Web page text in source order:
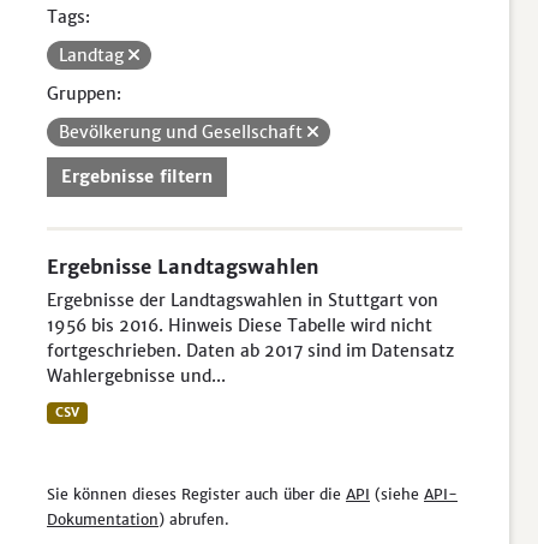
Tags:
Landtag
Gruppen:
Bevölkerung und Gesellschaft
Ergebnisse filtern
Ergebnisse Landtagswahlen
Ergebnisse der Landtagswahlen in Stuttgart von
1956 bis 2016. Hinweis Diese Tabelle wird nicht
fortgeschrieben. Daten ab 2017 sind im Datensatz
Wahlergebnisse und...
CSV
Sie können dieses Register auch über die API (siehe API-
Dokumentation) abrufen.